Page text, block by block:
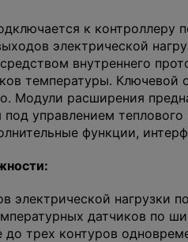
к
электрической
внутреннего
температуры. Ключевой
Модули расширения
под управлением
функции,
электрической нагрузки
датчиков по
трех контуров